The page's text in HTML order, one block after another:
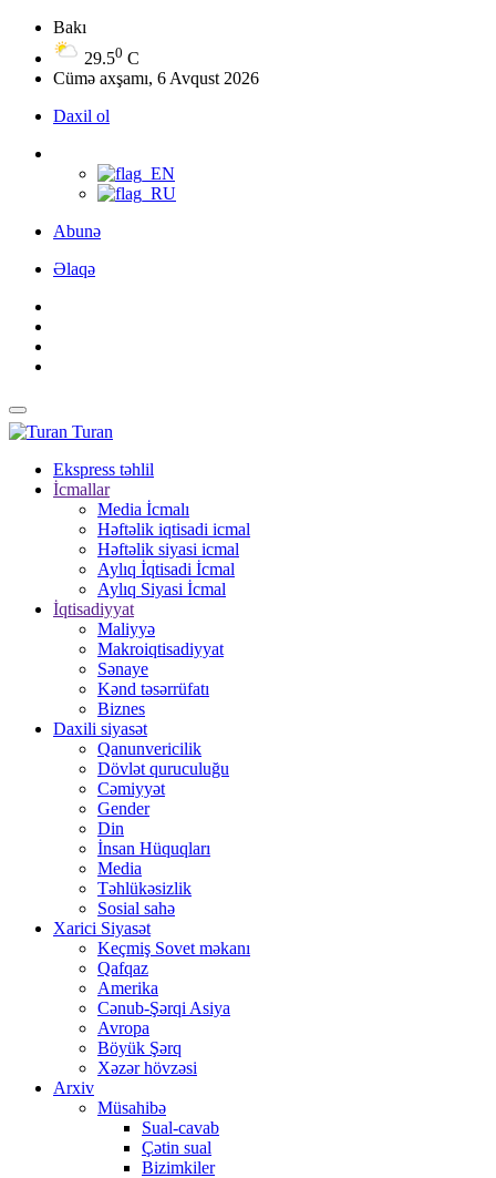
Bakı
29.50 C
Cümə axşamı, 6 Avqust 2026
Daxil ol
Abunə
Əlaqə
Turan
Ekspress təhlil
İcmallar
Media İcmalı
Həftəlik iqtisadi icmal
Həftəlik siyasi icmal
Aylıq İqtisadi İcmal
Aylıq Siyasi İcmal
İqtisadiyyat
Maliyyə
Makroiqtisadiyyat
Sənaye
Kənd təsərrüfatı
Biznes
Daxili siyasət
Qanunvericilik
Dövlət quruculuğu
Cəmiyyət
Gender
Din
İnsan Hüquqları
Media
Təhlükəsizlik
Sosial sahə
Xarici Siyasət
Keçmiş Sovet məkanı
Qafqaz
Amerika
Cənub-Şərqi Asiya
Avropa
Böyük Şərq
Xəzər hövzəsi
Arxiv
Müsahibə
Sual-cavab
Çətin sual
Bizimkiler